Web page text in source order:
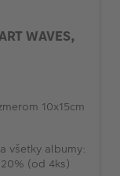
WAVES,
10x15cm
všetky albumy:
(od 4ks)